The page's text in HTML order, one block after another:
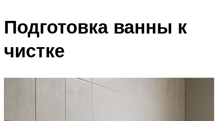
Подготовка ванны к
чистке